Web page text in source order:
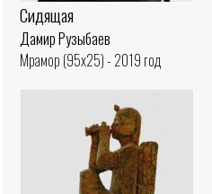
Сидящая
Дамир Рузыбаев
Мрамор (95x25) - 2019 год